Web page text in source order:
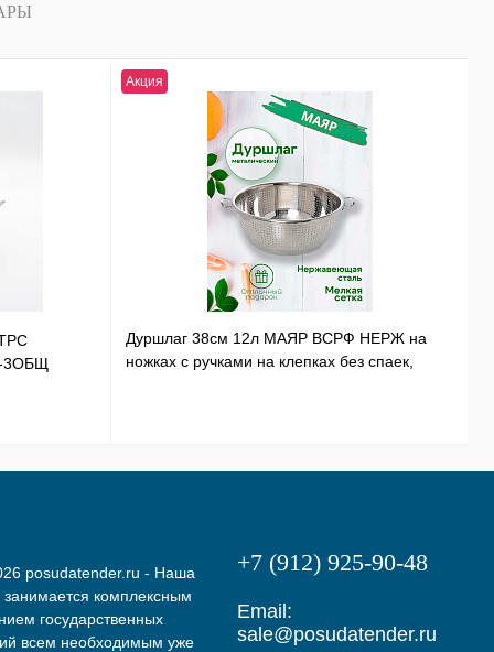
3ОБЩ
Акция
Дуршлаг 38см 12л МАЯР ВСРФ НЕРЖ на
ножках с ручками на клепках без спаек,
posudatender.ru - Наша
комплексным
государственных
всем необходимым уже
+7 (912) 925-90-48
Email:
sale@posudatender.ru